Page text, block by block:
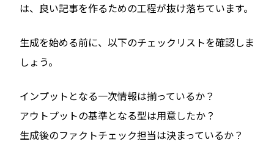
は、良い記事を作るための工程が抜け落ちています。
生成を始める前に、以下のチェックリストを確認しま
しょう。
インプットとなる一次情報は揃っているか？
アウトプットの基準となる型は用意したか？
生成後のファクトチェック担当は決まっているか？